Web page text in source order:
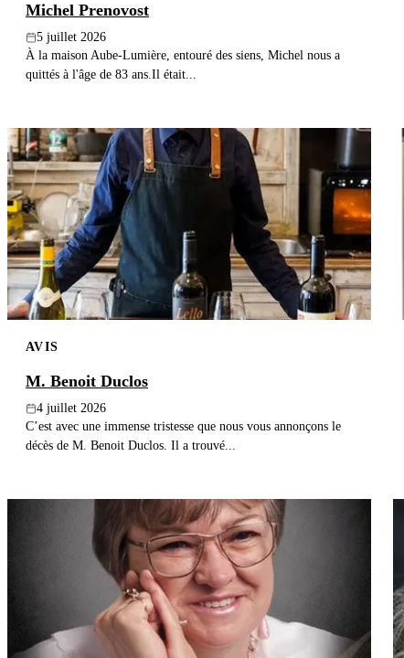
Michel Prenovost
5 juillet 2026
À la maison Aube-Lumière, entouré des siens, Michel nous a
quittés à l'âge de 83 ans.Il était...
AVIS
M. Benoit Duclos
4 juillet 2026
C’est avec une immense tristesse que nous vous annonçons le
décès de M. Benoit Duclos. Il a trouvé...